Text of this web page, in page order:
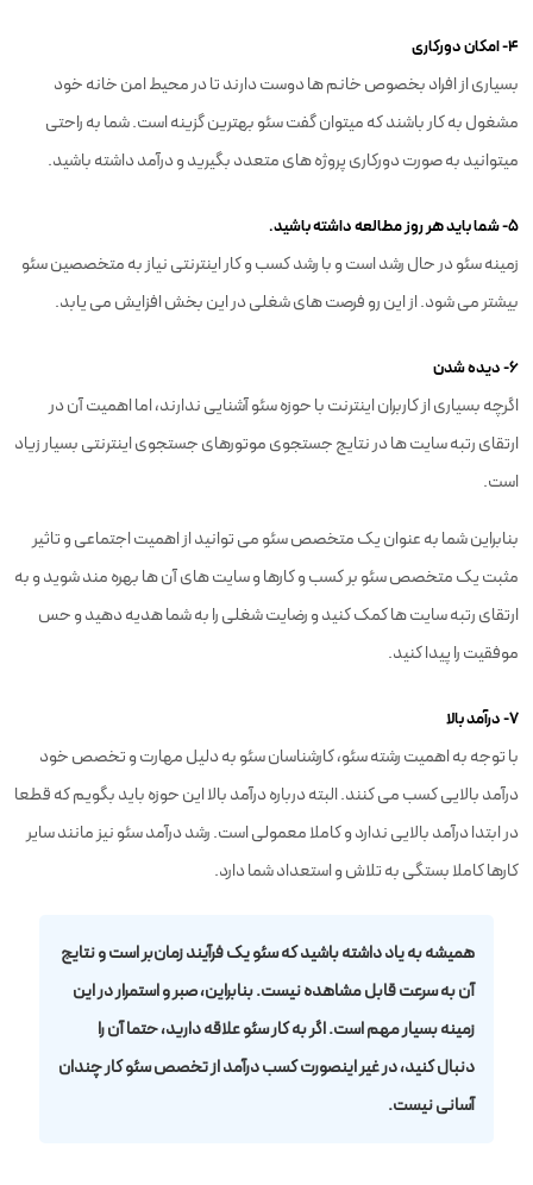
۴- امکان دورکاری
بسیاری از افراد بخصوص خانم ها دوست دارند تا در محیط امن خانه خود
مشغول به کار باشند که میتوان گفت سئو بهترین گزینه است. شما به راحتی
میتوانید به صورت دورکاری پروژه های متعدد بگیرید و درآمد داشته باشید.
۵- شما باید هر روز مطالعه داشته باشید.
زمینه سئو در حال رشد است و با رشد کسب و کار اینترنتی نیاز به متخصصین سئو
بیشتر می شود. از این رو فرصت های شغلی در این بخش افزایش می یابد.
۶- دیده شدن
اگرچه بسیاری از کاربران اینترنت با حوزه سئو آشنایی ندارند، اما اهمیت آن در
ارتقای رتبه سایت ها در نتایج جستجوی موتورهای جستجوی اینترنتی بسیار زیاد
است.
بنابراین شما به عنوان یک متخصص سئو می توانید از اهمیت اجتماعی و تاثیر
مثبت یک متخصص سئو بر کسب و کارها و سایت های آن ها بهره مند شوید و به
ارتقای رتبه سایت ها کمک کنید و رضایت شغلی را به شما هدیه دهید و حس
موفقیت را پیدا کنید.
۷- درآمد بالا
با توجه به اهمیت رشته سئو، کارشناسان سئو به دلیل مهارت و تخصص خود
درآمد بالایی کسب می کنند. البته درباره درآمد بالا این حوزه باید بگویم که قطعا
در ابتدا درآمد بالایی ندارد و کاملا معمولی است. رشد درآمد سئو نیز مانند سایر
کارها کاملا بستگی به تلاش و استعداد شما دارد.
همیشه به یاد داشته باشید که سئو یک فرآیند زمان‌بر است و نتایج
آن به سرعت قابل مشاهده نیست. بنابراین، صبر و استمرار در این
زمینه بسیار مهم است. اگر به کار سئو علاقه دارید، حتما آن را
دنبال کنید، در غیر اینصورت کسب درآمد از تخصص سئو کار چندان
آسانی نیست.